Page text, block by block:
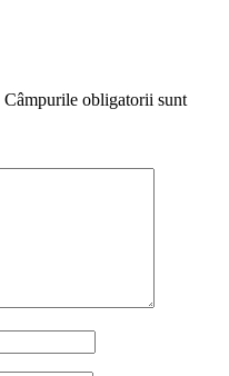
Câmpurile obligatorii sunt